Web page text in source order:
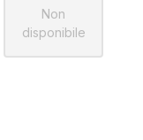
Non
disponibile